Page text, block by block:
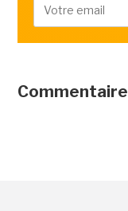
Commentaire